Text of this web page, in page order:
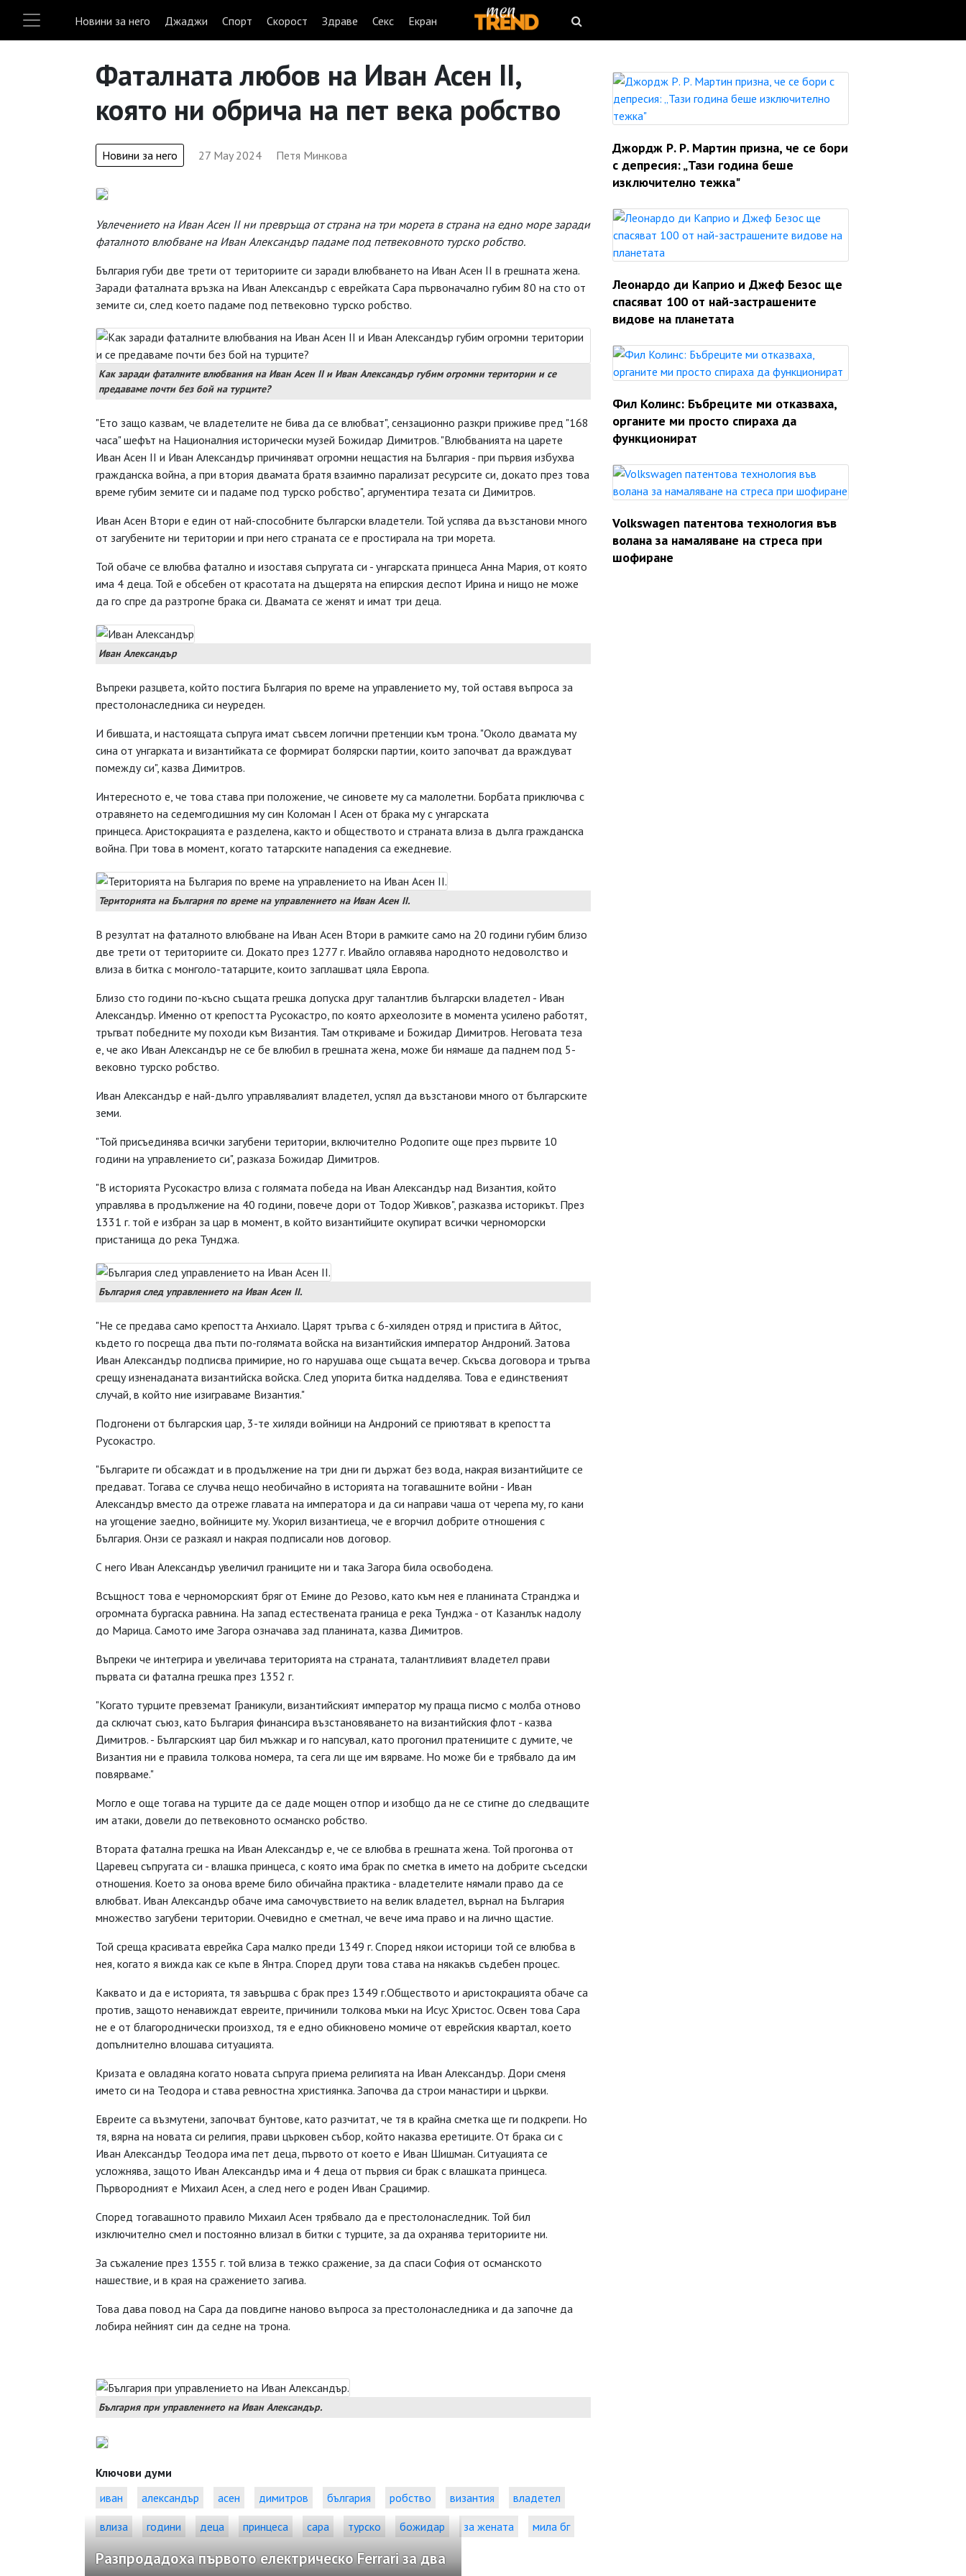
Новини за него Джаджи Спорт Скорост Здраве Секс Екран
Фаталната любов на Иван Асен II,
която ни обрича на пет века робство
Новини за него 27 May 2024 Петя Минкова
Увлечението на Иван Асен II ни превръща от страна на три морета в страна на едно море заради
фаталното влюбване на Иван Александър падаме под петвековното турско робство.
България губи две трети от териториите си заради влюбването на Иван Асен II в грешната жена.
Заради фаталната връзка на Иван Александър с еврейката Сара първоначално губим 80 на сто от
земите си, след което падаме под петвековно турско робство.
Как заради фаталните влюбвания на Иван Асен II и Иван Александър губим огромни територии и се
предаваме почти без бой на турците?
"Ето защо казвам, че владетелите не бива да се влюбват", сензационно разкри приживе пред "168
часа" шефът на Националния исторически музей Божидар Димитров. "Влюбванията на царете
Иван Асен II и Иван Александър причиняват огромни нещастия на България - при първия избухва
гражданска война, а при втория двамата братя взаимно парализат ресурсите си, докато през това
време губим земите си и падаме под турско робство", аргументира тезата си Димитров.
Иван Асен Втори е един от най-способните български владетели. Той успява да възстанови много
от загубените ни територии и при него страната се е простирала на три морета.
Той обаче се влюбва фатално и изоставя съпругата си - унгарската принцеса Анна Мария, от която
има 4 деца. Той е обсебен от красотата на дъщерята на епирския деспот Ирина и нищо не може
да го спре да разтрогне брака си. Двамата се женят и имат три деца.
Иван Александър
Въпреки разцвета, който постига България по време на управлението му, той оставя въпроса за
престолонаследника си неуреден.
И бившата, и настоящата съпруга имат съвсем логични претенции към трона. "Около двамата му
сина от унгарката и византийката се формират болярски партии, които започват да враждуват
помежду си", казва Димитров.
Интересното е, че това става при положение, че синовете му са малолетни. Борбата приключва с
отравянето на седемгодишния му син Коломан I Асен от брака му с унгарската
принцеса. Аристокрацията е разделена, както и обществото и страната влиза в дълга гражданска
война. При това в момент, когато татарските нападения са ежедневие.
Територията на България по време на управлението на Иван Асен II.
В резултат на фаталното влюбване на Иван Асен Втори в рамките само на 20 години губим близо
две трети от териториите си. Докато през 1277 г. Ивайло оглавява народното недоволство и
влиза в битка с монголо-татарците, които заплашват цяла Европа.
Близо сто години по-късно същата грешка допуска друг талантлив български владетел - Иван
Александър. Именно от крепостта Русокастро, по която археолозите в момента усилено работят,
тръгват победните му походи към Византия. Там откриваме и Божидар Димитров. Неговата теза
е, че ако Иван Александър не се бе влюбил в грешната жена, може би нямаше да паднем под 5-
вековно турско робство.
Иван Александър е най-дълго управлявалият владетел, успял да възстанови много от българските
земи.
"Той присъединява всички загубени територии, включително Родопите още през първите 10
години на управлението си", разказа Божидар Димитров.
"В историята Русокастро влиза с голямата победа на Иван Александър над Византия, който
управлява в продължение на 40 години, повече дори от Тодор Живков", разказва историкът. През
1331 г. той е избран за цар в момент, в който византийците окупират всички черноморски
пристанища до река Тунджа.
България след управлението на Иван Асен II.
"Не се предава само крепостта Анхиало. Царят тръгва с 6-хиляден отряд и пристига в Айтос,
където го посреща два пъти по-голямата войска на византийския император Андроний. Затова
Иван Александър подписва примирие, но го нарушава още същата вечер. Скъсва договора и тръгва
срещу изненаданата византийска войска. След упорита битка надделява. Това е единственият
случай, в който ние изиграваме Византия."
Подгонени от българския цар, 3-те хиляди войници на Андроний се приютяват в крепостта
Русокастро.
"Българите ги обсаждат и в продължение на три дни ги държат без вода, накрая византийците се
предават. Тогава се случва нещо необичайно в историята на тогавашните войни - Иван
Александър вместо да отреже главата на императора и да си направи чаша от черепа му, го кани
на угощение заедно, войниците му. Укорил византиеца, че е вгорчил добрите отношения с
България. Онзи се разкаял и накрая подписали нов договор.
С него Иван Александър увеличил границите ни и така Загора била освободена.
Всъщност това е черноморският бряг от Емине до Резово, като към нея е планината Странджа и
огромната бургаска равнина. На запад естествената граница е река Тунджа - от Казанлък надолу
до Марица. Самото име Загора означава зад планината, казва Димитров.
Въпреки че интегрира и увеличава територията на страната, талантливият владетел прави
първата си фатална грешка през 1352 г.
"Когато турците превземат Граникули, византийският император му праща писмо с молба отново
да сключат съюз, като България финансира възстановяването на византийския флот - казва
Димитров. - Българският цар бил мъжкар и го напсувал, като прогонил пратениците с думите, че
Византия ни е правила толкова номера, та сега ли ще им вярваме. Но може би е трябвало да им
повярваме."
Могло е още тогава на турците да се даде мощен отпор и изобщо да не се стигне до следващите
им атаки, довели до петвековното османско робство.
Втората фатална грешка на Иван Александър е, че се влюбва в грешната жена. Той прогонва от
Царевец съпругата си - влашка принцеса, с която има брак по сметка в името на добрите съседски
отношения. Което за онова време било обичайна практика - владетелите нямали право да се
влюбват. Иван Александър обаче има самочувствието на велик владетел, върнал на България
множество загубени територии. Очевидно е сметнал, че вече има право и на лично щастие.
Той среща красивата еврейка Сара малко преди 1349 г. Според някои историци той се влюбва в
нея, когато я вижда как се къпе в Янтра. Според други това става на някакъв съдебен процес.
Каквато и да е историята, тя завършва с брак през 1349 г.Обществото и аристокрацията обаче са
против, защото ненавиждат евреите, причинили толкова мъки на Исус Христос. Освен това Сара
не е от благороднически произход, тя е едно обикновено момиче от еврейския квартал, което
допълнително влошава ситуацията.
Кризата е овладяна когато новата съпруга приема религията на Иван Александър. Дори сменя
името си на Теодора и става ревностна християнка. Започва да строи манастири и църкви.
Евреите са възмутени, започват бунтове, като разчитат, че тя в крайна сметка ще ги подкрепи. Но
тя, вярна на новата си религия, прави църковен събор, който наказва еретиците. От брака си с
Иван Александър Теодора има пет деца, първото от което е Иван Шишман. Ситуацията се
усложнява, защото Иван Александър има и 4 деца от първия си брак с влашката принцеса.
Първородният е Михаил Асен, а след него е роден Иван Срацимир.
Според тогавашното правило Михаил Асен трябвало да е престолонаследник. Той бил
изключително смел и постоянно влизал в битки с турците, за да охранява териториите ни.
За съжаление през 1355 г. той влиза в тежко сражение, за да спаси София от османското
нашествие, и в края на сражението загива.
Това дава повод на Сара да повдигне наново въпроса за престолонаследника и да започне да
лобира нейният син да седне на трона.
България при управлението на Иван Александър.
Ключови думи
иван
александър асен димитров българия робство византия
владетел
влиза
години деца принцеса сара турско божидар за жената мила бг
Джордж Р. Р. Мартин призна, че се бори
с депресия: „Тази година беше
изключително тежка"
Леонардо ди Каприо и Джеф Безос ще
спасяват 100 от най-застрашените
видове на планетата
Фил Колинс: Бъбреците ми отказваха,
органите ми просто спираха да
функционират
Volkswagen патентова технология във
волана за намаляване на стреса при
шофиране
Разпродадоха първото електрическо Ferrari за два